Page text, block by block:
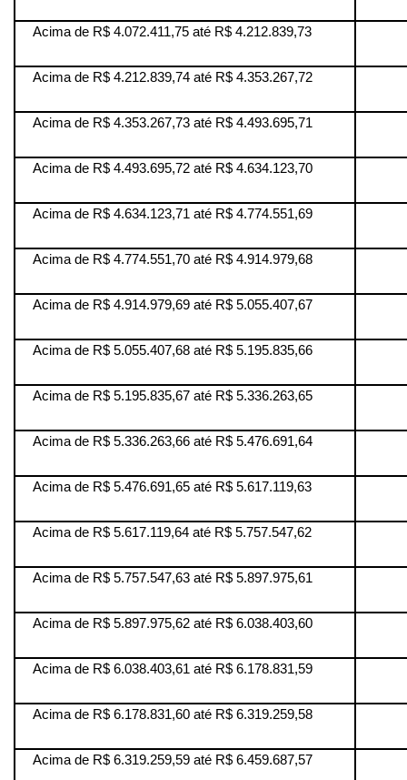
Acima de R$ 4.072.411,75 até R$ 4.212.839,73
Acima de R$ 4.212.839,74 até R$ 4.353.267,72
Acima de R$ 4.353.267,73 até R$ 4.493.695,71
Acima de R$ 4.493.695,72 até R$ 4.634.123,70
Acima de R$ 4.634.123,71 até R$ 4.774.551,69
Acima de R$ 4.774.551,70 até R$ 4.914.979,68
Acima de R$ 4.914.979,69 até R$ 5.055.407,67
Acima de R$ 5.055.407,68 até R$ 5.195.835,66
Acima de R$ 5.195.835,67 até R$ 5.336.263,65
Acima de R$ 5.336.263,66 até R$ 5.476.691,64
Acima de R$ 5.476.691,65 até R$ 5.617.119,63
Acima de R$ 5.617.119,64 até R$ 5.757.547,62
Acima de R$ 5.757.547,63 até R$ 5.897.975,61
Acima de R$ 5.897.975,62 até R$ 6.038.403,60
Acima de R$ 6.038.403,61 até R$ 6.178.831,59
Acima de R$ 6.178.831,60 até R$ 6.319.259,58
Acima de R$ 6.319.259,59 até R$ 6.459.687,57